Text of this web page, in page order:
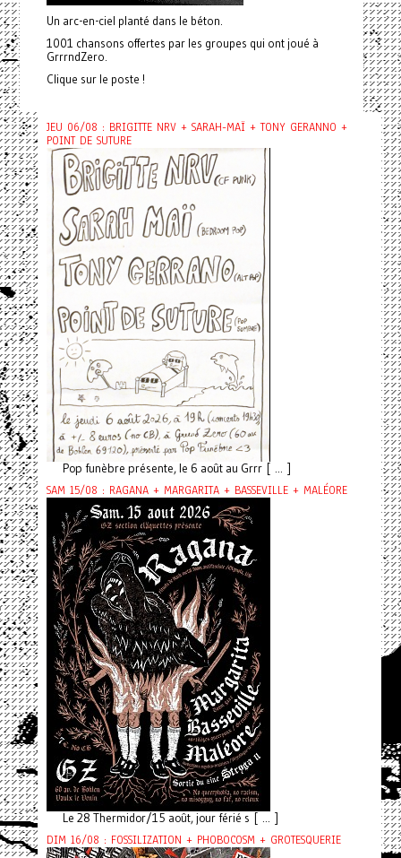
Un arc-en-ciel planté dans le béton.
1001 chansons offertes par les groupes qui ont joué à
GrrrndZero.
Clique sur le poste !
JEU 06/08 : BRIGITTE NRV + SARAH-MAÏ + TONY GERANNO +
POINT DE SUTURE
Pop funèbre présente, le 6 août au Grrr [ ... ]
SAM 15/08 : RAGANA + MARGARITA + BASSEVILLE + MALÉORE
Le 28 Thermidor/15 août, jour férié s [ ... ]
DIM 16/08 : FOSSILIZATION + PHOBOCOSM + GROTESQUERIE